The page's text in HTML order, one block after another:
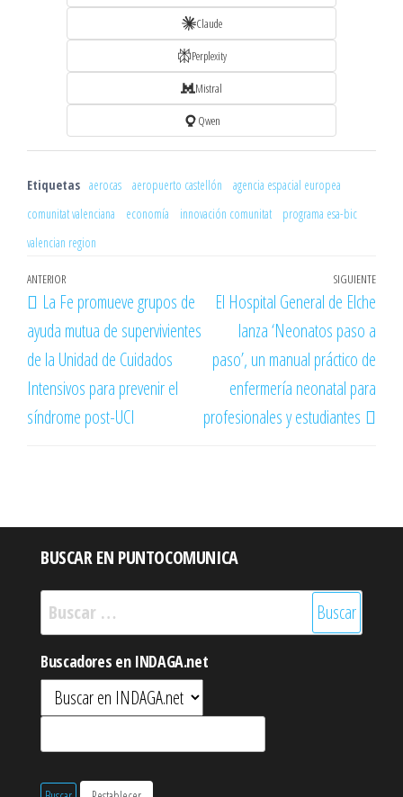
Claude
Perplexity
Mistral
Qwen
Etiquetas aerocas aeropuerto castellón
agencia espacial europea
comunitat valenciana
economía innovación comunitat
programa esa-bic
valencian region
Navegación
de
entradas
Entrada
anterior
ANTERIOR
La Fe promueve grupos de
ayuda mutua de supervivientes
de la Unidad de Cuidados
Intensivos para prevenir el
síndrome post-UCI
SIGUIENTE
El Hospital General de Elche
lanza ‘Neonatos paso a
paso’, un manual práctico de
enfermería neonatal para
profesionales y estudiantes
BUSCAR EN PUNTOCOMUNICA
Buscar:
Buscadores en INDAGA.net